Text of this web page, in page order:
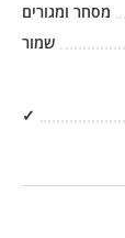
מסחר ומגורים
שמור
✓